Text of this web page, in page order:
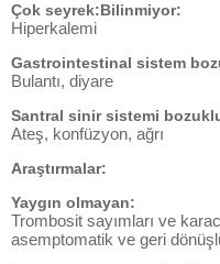
Çok seyrek:Bilinmiyor:
Hiperkalemi
Gastrointestinal sistem
Bulantı, diyare
Santral sinir sistemi
Ateş, konfüzyon, ağrı
Araştırmalar:
Yaygın olmayan:
Trombosit sayımları ve
asemptomatik ve geri